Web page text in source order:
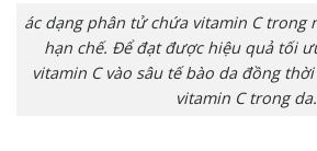
ác dạng phân tử chứa vitamin C trong
hạn chế. Để đạt được hiệu quả tối
vitamin C vào sâu tế bào da đồng
vitamin C trong da.